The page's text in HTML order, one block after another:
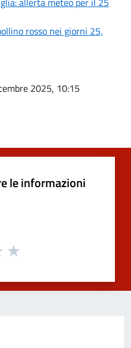
rosso nei giorni 25,
2025, 10:15
le informazioni